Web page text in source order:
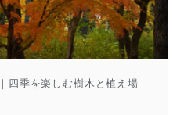
四季を楽しむ樹木と植え場